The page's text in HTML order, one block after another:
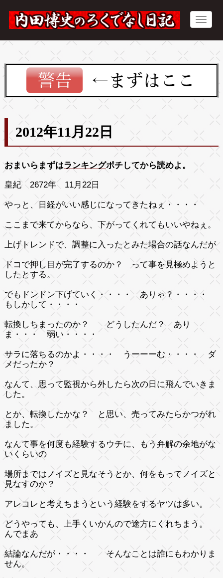
2012年11月22日
おまいらまずはランキングポチしてから読めよ。
皇紀 2672年 11月22日
やっと、日経がいい感じになってきたねぇ・・・・
ここまで来てからなら、下がってくれてもいいやねぇ。
上げトレンドで、調整に入ったとみた場合の話なんだが
ドコで押し目が完了するのか？ って事を見極めようと
したとする。
でもドンドン下げていく・・・・ ありゃ？・・・・
もしかして・・・・
転換しちまったのか？ どうしたんだ？ あり
ま・・・ 弱い・・・・
サラに落ちるのかよ・・・・ うーーーむ・・・・ ダ
メだったか？
なんて、思って監視から外したら次の日に飛んでいきま
した。
とか、転換したかな？ と思い、売ってみたらかつがれ
ました。
なんて事を何度も経験するウチに、もう弁解の余地がな
いくらいの
場所まではノイズと見なそうとか、何をもってノイズと
見なすのか？
アレコレと考えちまうという経験をするヤツは多い。
どうやっても、上手くいかんので途方にくれちまう。
んでまあ
結論なんだが・・・・ そんなことは誰にもわかりま
せん。